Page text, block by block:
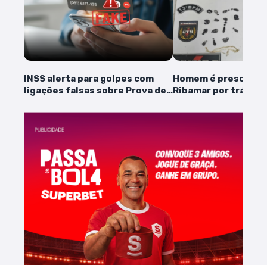
INSS alerta para golpes com
ligações falsas sobre Prova de
Homem é preso em
Ribamar por tráfico